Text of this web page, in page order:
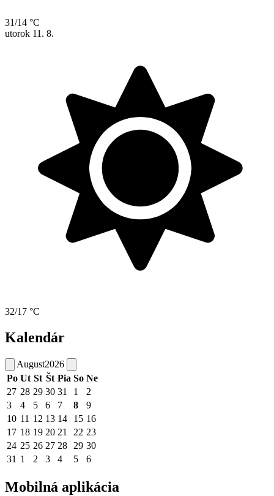
31/14 °C
utorok 11. 8.
32/17 °C
Kalendár
August2026
Po Ut St Št Pia So Ne
27 28 29 30 31 1
2
3
4 5 6 7 8
9
10 11 12 13 14 15 16
17 18 19 20 21 22 23
24 25 26 27 28 29 30
31 1 2 3 4 5 6
Mobilná aplikácia